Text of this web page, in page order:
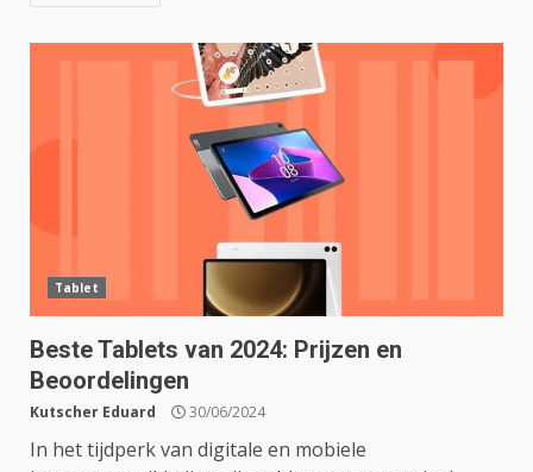
Tablet
Beste Tablets van 2024: Prijzen en
Beoordelingen
Kutscher Eduard 30/06/2024
In het tijdperk van digitale en mobiele